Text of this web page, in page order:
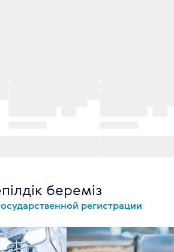
береміз
регистрации